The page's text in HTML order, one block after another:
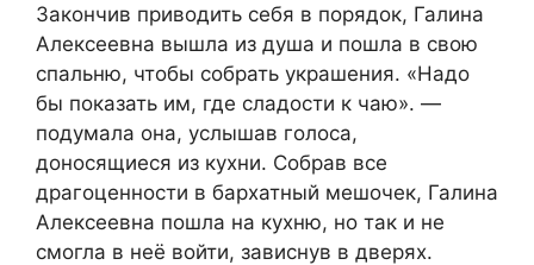
Закончив приводить себя в порядок, Галина
Алексеевна вышла из душа и пошла в свою
спальню, чтобы собрать украшения. «Надо
бы показать им, где сладости к чаю». —
подумала она, услышав голоса,
доносящиеся из кухни. Собрав все
драгоценности в бархатный мешочек, Галина
Алексеевна пошла на кухню, но так и не
смогла в неё войти, зависнув в дверях.